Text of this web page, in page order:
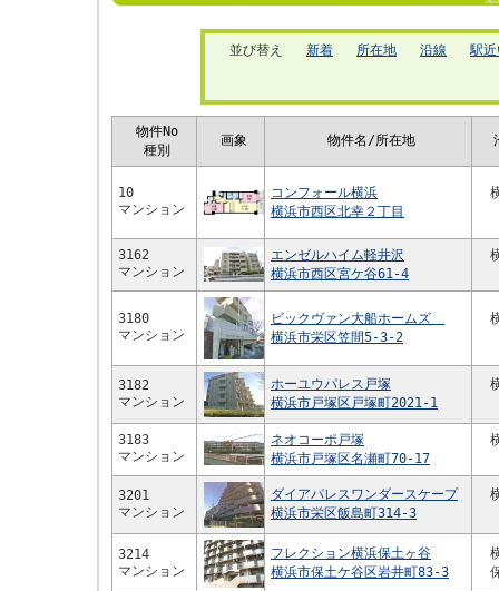
並び替え 新着 所在地 沿線 駅
物件No
種別
画象 物件名/所在地
10
マンション
コンフォール横浜
横浜市西区北幸２丁目
3162
マンション
エンゼルハイム軽井沢
横浜市西区宮ケ谷61-4
3180
マンション
ビックヴァン大船ホームズ
横浜市栄区笠間5-3-2
3182
マンション
ホーユウパレス戸塚
横浜市戸塚区戸塚町2021-1
3183
マンション
ネオコーポ戸塚
横浜市戸塚区名瀬町70-17
3201
マンション
ダイアパレスワンダースケープ
横浜市栄区飯島町314-3
3214
マンション
フレクション横浜保土ヶ谷
横浜市保土ケ谷区岩井町83-3